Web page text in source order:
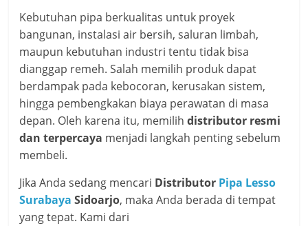
Kebutuhan pipa berkualitas untuk proyek
bangunan, instalasi air bersih, saluran limbah,
maupun kebutuhan industri tentu tidak bisa
dianggap remeh. Salah memilih produk dapat
berdampak pada kebocoran, kerusakan sistem,
hingga pembengkakan biaya perawatan di masa
depan. Oleh karena itu, memilihdistributor resmi
dan terpercaya menjadi langkah penting sebelum
membeli.
Jika Anda sedang mencari Distributor Pipa Lesso
Surabaya Sidoarjo, maka Anda berada di tempat
yang tepat. Kami dari